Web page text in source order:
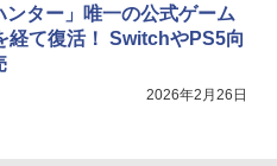
ンター」唯一の公式ゲーム
経て復活！ SwitchやPS5向
2026年2月26日